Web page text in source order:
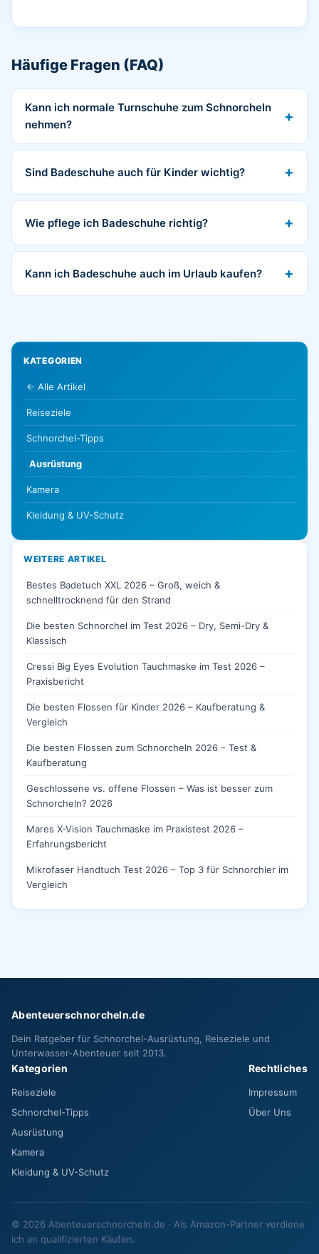
Häufige Fragen (FAQ)
Kann ich normale Turnschuhe zum Schnorcheln
nehmen?
Sind Badeschuhe auch für Kinder wichtig?
Wie pflege ich Badeschuhe richtig?
Kann ich Badeschuhe auch im Urlaub kaufen?
KATEGORIEN
← Alle Artikel
Reiseziele
Schnorchel-Tipps
Ausrüstung
Kamera
Kleidung & UV-Schutz
WEITERE ARTIKEL
Bestes Badetuch XXL 2026 – Groß, weich &
schnelltrocknend für den Strand
Die besten Schnorchel im Test 2026 – Dry, Semi-Dry &
Klassisch
Cressi Big Eyes Evolution Tauchmaske im Test 2026 –
Praxisbericht
Die besten Flossen für Kinder 2026 – Kaufberatung &
Vergleich
Die besten Flossen zum Schnorcheln 2026 – Test &
Kaufberatung
Geschlossene vs. offene Flossen – Was ist besser zum
Schnorcheln? 2026
Mares X-Vision Tauchmaske im Praxistest 2026 –
Erfahrungsbericht
Mikrofaser Handtuch Test 2026 – Top 3 für Schnorchler im
Vergleich
Abenteuerschnorcheln.de
Dein Ratgeber für Schnorchel-Ausrüstung, Reiseziele und
Unterwasser-Abenteuer seit 2013.
Kategorien
Reiseziele
Schnorchel-Tipps
Ausrüstung
Kamera
Kleidung & UV-Schutz
Rechtliches
Impressum
Über Uns
© 2026 Abenteuerschnorcheln.de · Als Amazon-Partner verdiene
ich an qualifizierten Käufen.